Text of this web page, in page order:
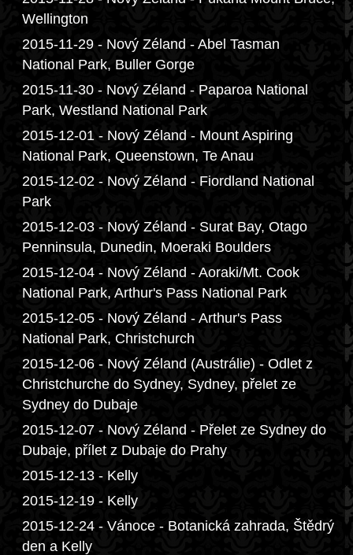
Wellington
2015-11-29 - Nový Zéland - Abel Tasman
National Park, Buller Gorge
2015-11-30 - Nový Zéland - Paparoa National
Park, Westland National Park
2015-12-01 - Nový Zéland - Mount Aspiring
National Park, Queenstown, Te Anau
2015-12-02 - Nový Zéland - Fiordland National
Park
2015-12-03 - Nový Zéland - Surat Bay, Otago
Penninsula, Dunedin, Moeraki Boulders
2015-12-04 - Nový Zéland - Aoraki/Mt. Cook
National Park, Arthur's Pass National Park
2015-12-05 - Nový Zéland - Arthur's Pass
National Park, Christchurch
2015-12-06 - Nový Zéland (Austrálie) - Odlet z
Christchurche do Sydney, Sydney, přelet ze
Sydney do Dubaje
2015-12-07 - Nový Zéland - Přelet ze Sydney do
Dubaje, přílet z Dubaje do Prahy
2015-12-13 - Kelly
2015-12-19 - Kelly
2015-12-24 - Vánoce - Botanická zahrada, Štědrý
den a Kelly